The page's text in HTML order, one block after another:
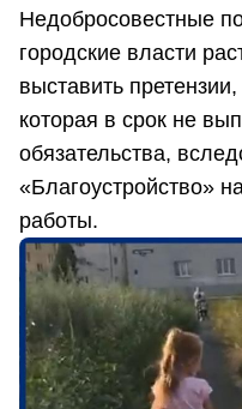
Недобросовестные
городские власти
выставить
которая в срок не
обязательства,
«Благоустройство»
работы.